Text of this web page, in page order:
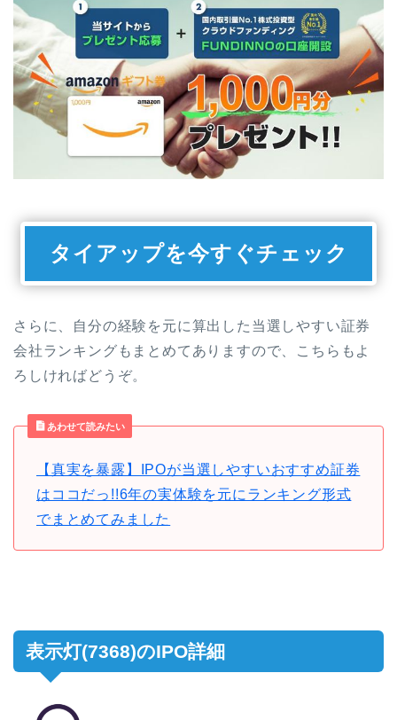
タイアップを今すぐチェック
さらに、自分の経験を元に算出した当選しやすい証券
会社ランキングもまとめてありますので、こちらもよ
ろしければどうぞ。
あわせて読みたい
【真実を暴露】IPOが当選しやすいおすすめ証券
はココだっ!!6年の実体験を元にランキング形式
でまとめてみました
表示灯(7368)のIPO詳細